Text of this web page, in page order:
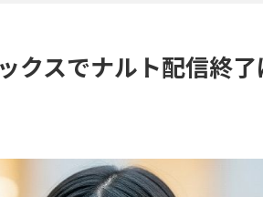
クスでナルト配信終